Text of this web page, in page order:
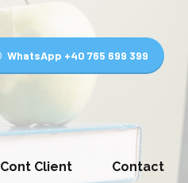
WhatsApp +40 765 699 399
Cont Client Contact